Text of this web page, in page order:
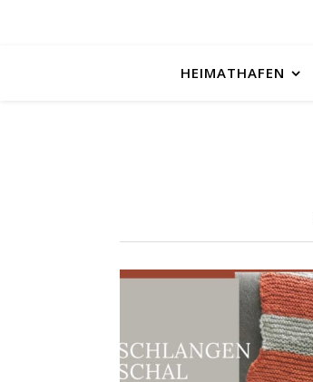
HEIMATHAFEN